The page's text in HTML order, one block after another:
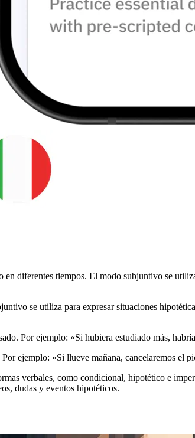
diferentes tiempos. El modo subjuntivo se
se utiliza para expresar situaciones
Por ejemplo: «Si hubiera estudiado más,
ejemplo: «Si llueve mañana, cancelaremos el
verbales, como condicional, hipotético e
dudas y eventos hipotéticos.